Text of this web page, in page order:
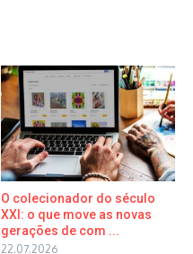
O colecionador do século
XXI: o que move as novas
gerações de com ...
22.07.2026